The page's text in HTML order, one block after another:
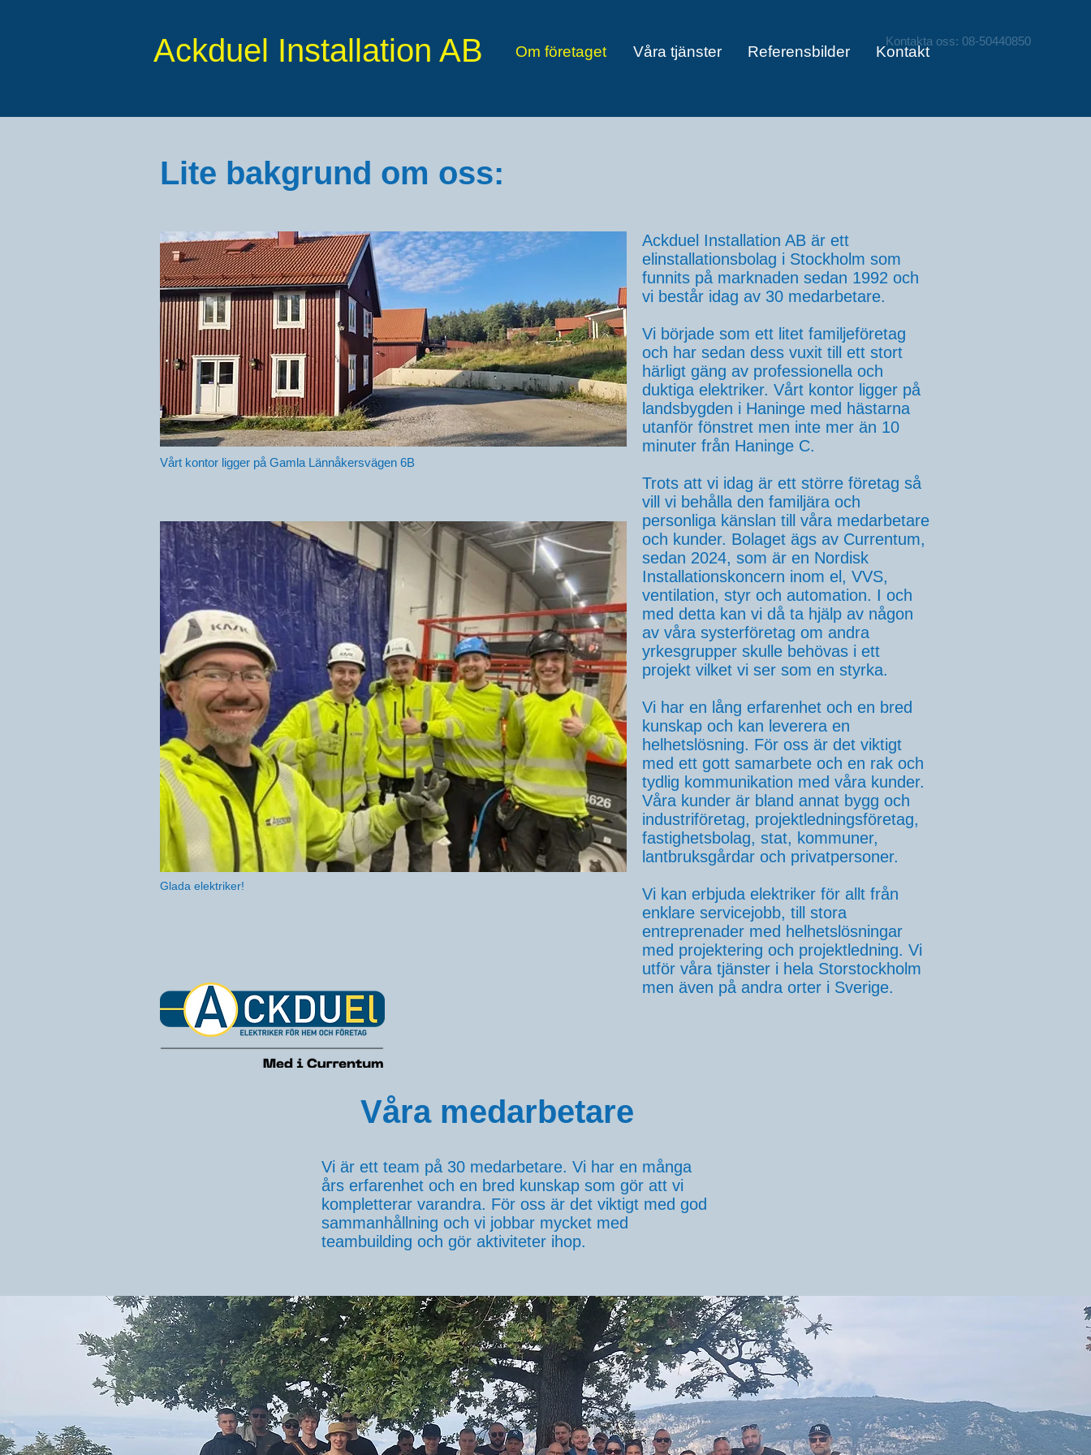
Kontakta oss: 08-50440850
Ackduel Installation AB Om företaget Våra tjänster Referensbilder Kontakt
Lite bakgrund om oss:
Vårt kontor ligger på Gamla Lännåkersvägen 6B
Glada elektriker!
Ackduel Installation AB är ett
elinstallationsbolag i Stockholm som
funnits på marknaden sedan 1992 och
vi består idag av 30 medarbetare.
Vi började som ett litet familjeföretag
och har sedan dess vuxit till ett stort
härligt gäng av professionella och
duktiga elektriker. Vårt kontor ligger på
landsbygden i Haninge med hästarna
utanför fönstret men inte mer än 10
minuter från Haninge C.
Trots att vi idag är ett större företag så
vill vi behålla den familjära och
personliga känslan till våra medarbetare
och kunder. Bolaget ägs av Currentum,
sedan 2024, som är en Nordisk
Installationskoncern inom el, VVS,
ventilation, styr och automation. I och
med detta kan vi då ta hjälp av någon
av våra systerföretag om andra
yrkesgrupper skulle behövas i ett
projekt vilket vi ser som en styrka.
Vi har en lång erfarenhet och en bred
kunskap och kan leverera en
helhetslösning. För oss är det viktigt
med ett gott samarbete och en rak och
tydlig kommunikation med våra kunder.
Våra kunder är bland annat bygg och
industriföretag, projektledningsföretag,
fastighetsbolag, stat, kommuner,
lantbruksgårdar och privatpersoner.
Vi kan erbjuda elektriker för allt från
enklare servicejobb, till stora
entreprenader med helhetslösningar
med projektering och projektledning. Vi
utför våra tjänster i hela Storstockholm
men även på andra orter i Sverige.
Våra medarbetare
Vi är ett team på 30 medarbetare. Vi har en många
års erfarenhet och en bred kunskap som gör att vi
kompletterar varandra. För oss är det viktigt med god
sammanhållning och vi jobbar mycket med
teambuilding och gör aktiviteter ihop.